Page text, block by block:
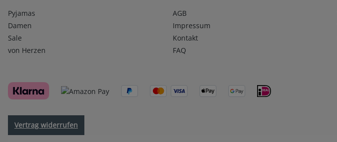
Kategorien
Pyjamas
Damen
Sale
von Herzen
Infos 1
AGB
Impressum
Kontakt
FAQ
Vertrag widerrufen